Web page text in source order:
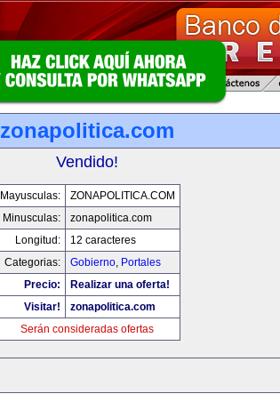
zonapolitica.com
Vendido!
Mayusculas:
ZONAPOLITICA.COM
Minusculas:
zonapolitica.com
Longitud:
12 caracteres
Categorias:
Gobierno, Portales
Precio:
Realizar una oferta!
Visitar!
zonapolitica.com
Serán consideradas ofertas